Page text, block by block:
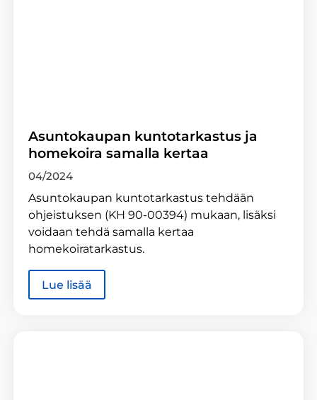
Asuntokaupan kuntotarkastus ja
homekoira samalla kertaa
04/2024
Asuntokaupan kuntotarkastus tehdään
ohjeistuksen (KH 90-00394) mukaan, lisäksi
voidaan tehdä samalla kertaa
homekoiratarkastus.
Lue lisää